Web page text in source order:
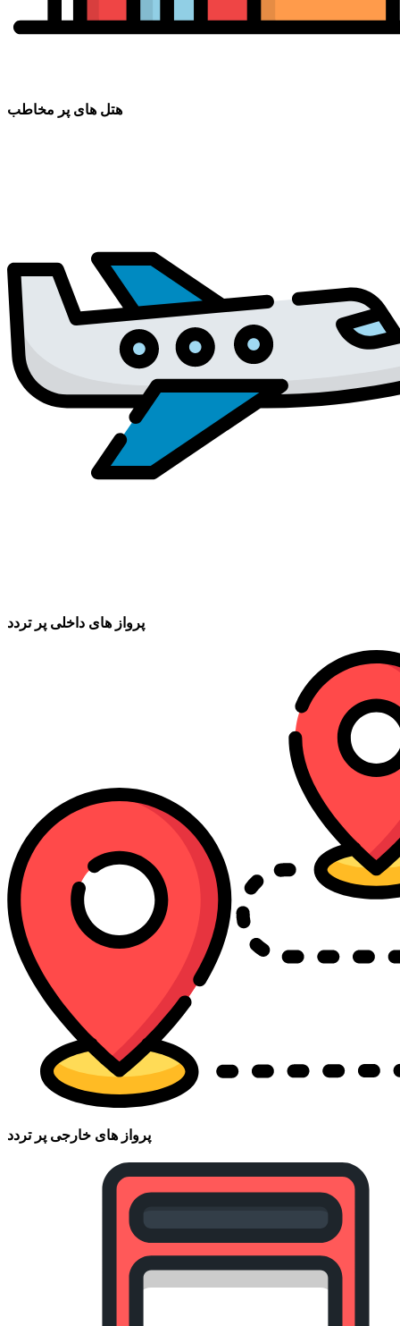
هتل های پر مخاطب
پرواز های داخلی پر تردد
پرواز های خارجی پر تردد